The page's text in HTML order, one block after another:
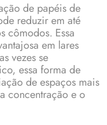
de papéis de
reduzir em até
cômodos. Essa
em lares
vezes se
essa forma de
de espaços mais
concentração e o